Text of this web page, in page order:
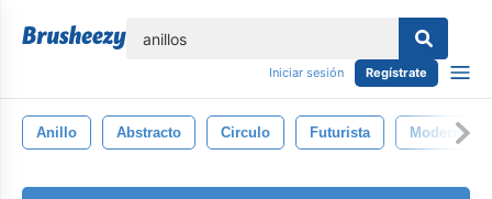
Iniciar sesión Regístrate
Anillo Abstracto Circulo Futurista Moderno